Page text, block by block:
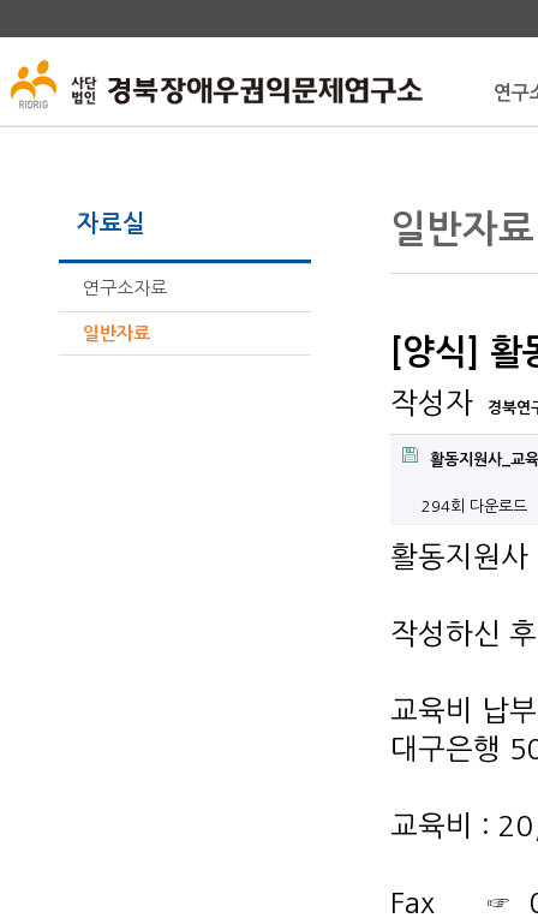
연구
자료실
연구소자료
일반자료
일반자료
[양식] 활
작성자 경북연
활동지원사_교
294회 다운로드
활동지원
작성하신
교육비 납
대구은행
교육비 :
Fax ☞